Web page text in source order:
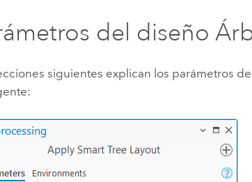
del diseño
siguientes explican los parámetros